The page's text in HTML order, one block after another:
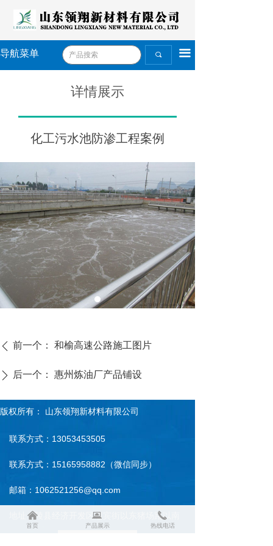
끠 끀
导航菜单
详情展示
化工污水池防渗工程案例
ꄴ 前一个： 和榆高速公路施工图片
ꄲ 后一个： 惠州炼油厂产品铺设
联系方式：13053453505
联系方式：15165958882（微信同步）
邮箱：1062521256@qq.com
地址：陵县经济开发区迎宾街以东猪场路以南
版权所有： 山东领翔新材料有限公司
낀
首页
뀵
产品展示
끅
热线电话